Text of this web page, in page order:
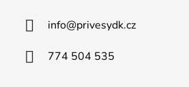
info@privesydk.cz
774 504 535